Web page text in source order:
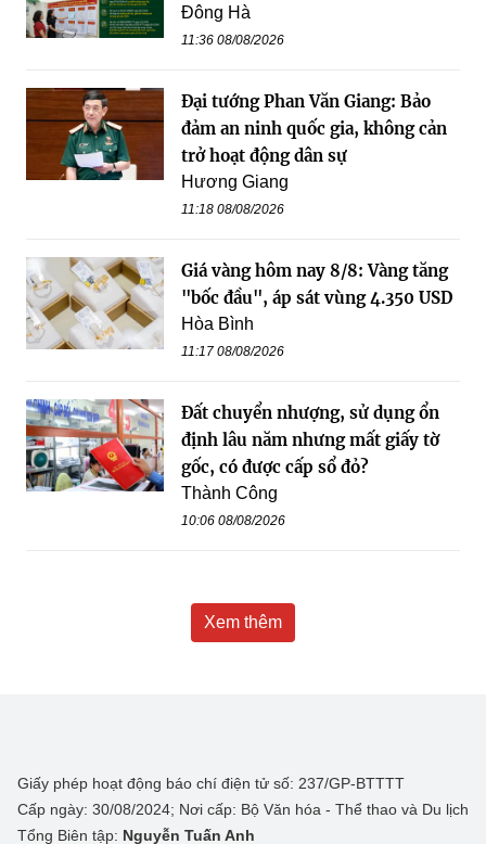
Đông Hà
11:36 08/08/2026
Đại tướng Phan Văn Giang: Bảo
đảm an ninh quốc gia, không cản
trở hoạt động dân sự
Hương Giang
11:18 08/08/2026
Giá vàng hôm nay 8/8: Vàng tăng
"bốc đầu", áp sát vùng 4.350 USD
Hòa Bình
11:17 08/08/2026
Đất chuyển nhượng, sử dụng ổn
định lâu năm nhưng mất giấy tờ
gốc, có được cấp sổ đỏ?
Thành Công
10:06 08/08/2026
Xem thêm
Giấy phép hoạt động báo chí điện tử số: 237/GP-BTTTT
Cấp ngày: 30/08/2024; Nơi cấp: Bộ Văn hóa - Thể thao và Du lịch
Tổng Biên tập: Nguyễn Tuấn Anh